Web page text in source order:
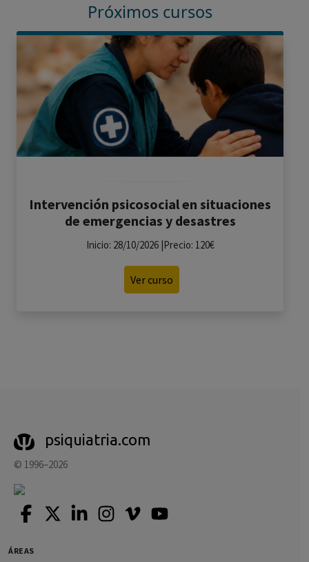
Próximos cursos
Intervención psicosocial en situaciones
de emergencias y desastres
Inicio: 28/10/2026 |Precio: 120€
Ver curso
psiquiatria.com
© 1996–2026
ÁREAS